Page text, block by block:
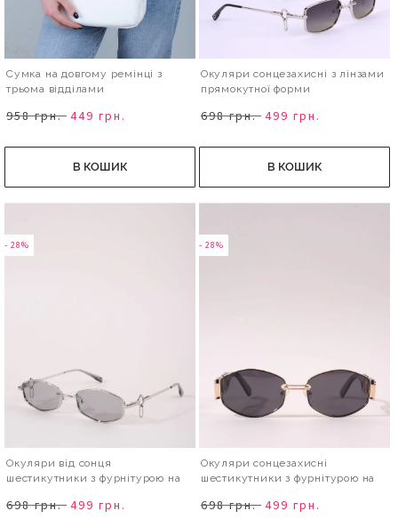
Сумка на довгому ремінці з
трьома відділами
958 грн. 449 грн.
В КОШИК
Окуляри сонцезахисні з лінзами
прямокутної форми
698 грн. 499 грн.
В КОШИК
- 28%
Окуляри від сонця
шестикутники з фурнітурою на
698 грн. 499 грн.
- 28%
Окуляри сонцезахисні
шестикутники з фурнітурою на
698 грн. 499 грн.